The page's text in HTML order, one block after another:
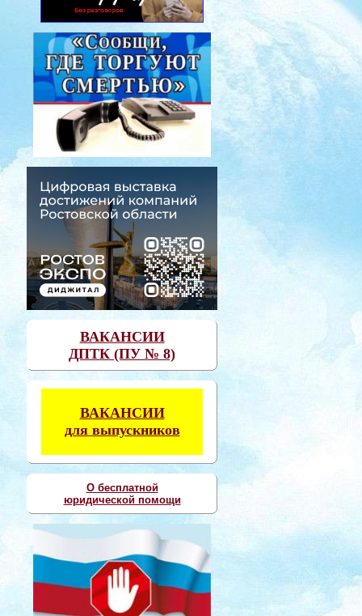
ВАКАНСИИ
ДПТК (ПУ № 8)
ВАКАНСИИ
для выпускников
О бесплатной
юридической помощи